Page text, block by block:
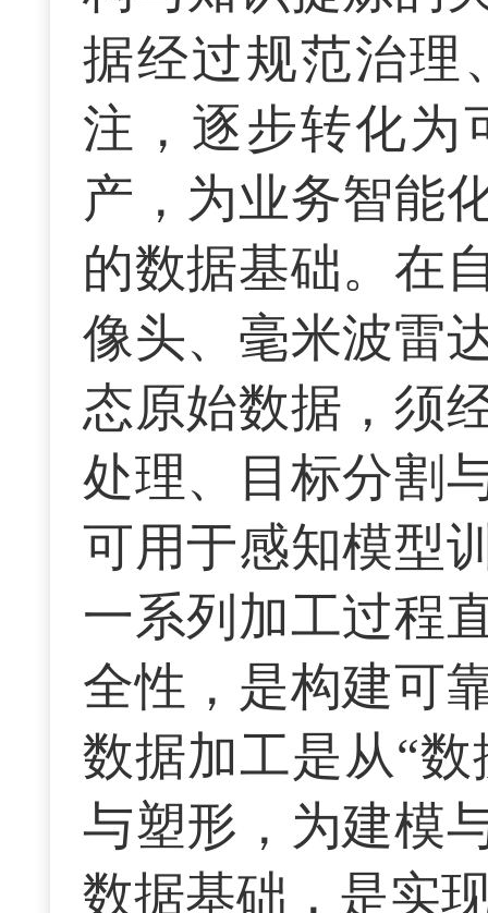
据经过规范治理
注，逐步转化为
产，为业务智能
的数据基础。在
像头、毫米波雷
态原始数据，须
处理、目标分割
可用于感知模型
一系列加工过程
全性，是构建可
数据加工是从“
与塑形，为建模
数据基础，是实